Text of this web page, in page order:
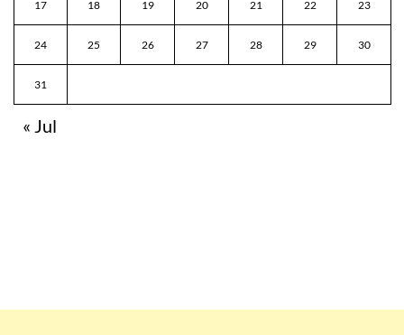
17 18 19 20 21 22 23
24 25 26 27 28 29 30
31
« Jul